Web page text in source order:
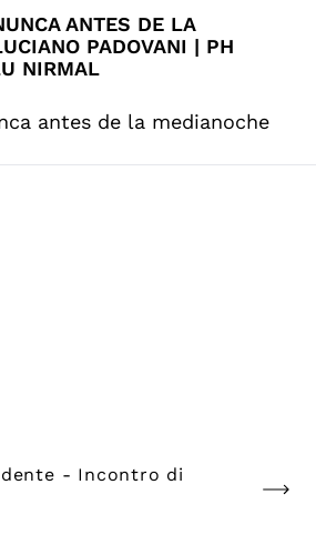
ANTES DE LA
PADOVANI | PH
NIRMAL
antes de la medianoche
- Incontro di